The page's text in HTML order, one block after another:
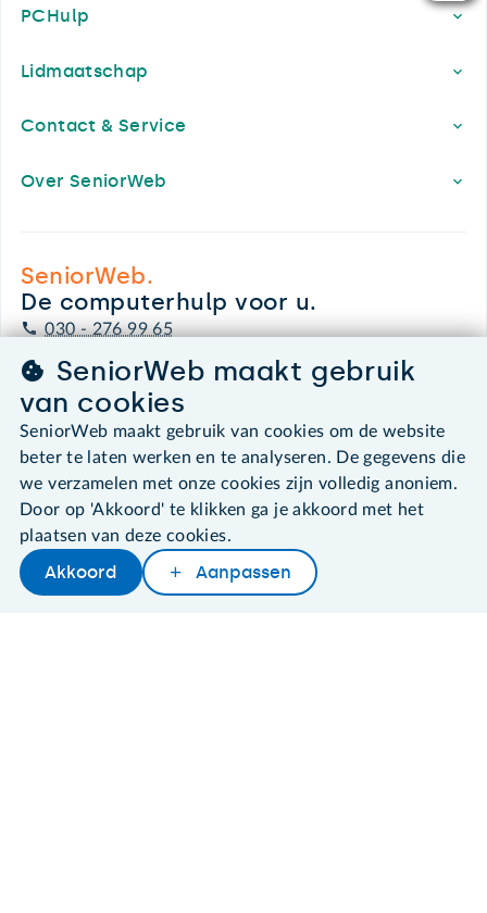
PCHulp
Lidmaatschap
Contact & Service
Over SeniorWeb
SeniorWeb.
De computerhulp voor u.
030 - 276 99 65
leden@seniorweb.nl
©2026 SeniorWeb
Algemene voorwaarden
Cookies en cookie-instellingen
Disclaimer
Privacybeleid
SeniorWeb maakt gebruik
van cookies
SeniorWeb maakt gebruik van cookies om de website
beter te laten werken en te analyseren. De gegevens die
we verzamelen met onze cookies zijn volledig anoniem.
Door op 'Akkoord' te klikken ga je akkoord met het
plaatsen van deze cookies.
Akkoord Aanpassen